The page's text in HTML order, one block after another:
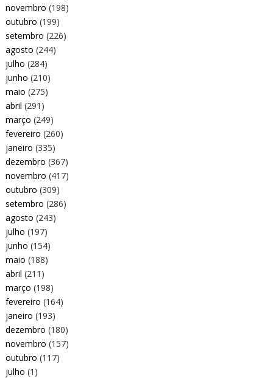
novembro (198)
outubro (199)
setembro (226)
agosto (244)
julho (284)
junho (210)
maio (275)
abril (291)
março (249)
fevereiro (260)
janeiro (335)
dezembro (367)
novembro (417)
outubro (309)
setembro (286)
agosto (243)
julho (197)
junho (154)
maio (188)
abril (211)
março (198)
fevereiro (164)
janeiro (193)
dezembro (180)
novembro (157)
outubro (117)
julho (1)